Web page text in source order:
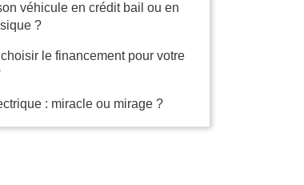
véhicule en crédit bail ou en
?
le financement pour votre
: miracle ou mirage ?